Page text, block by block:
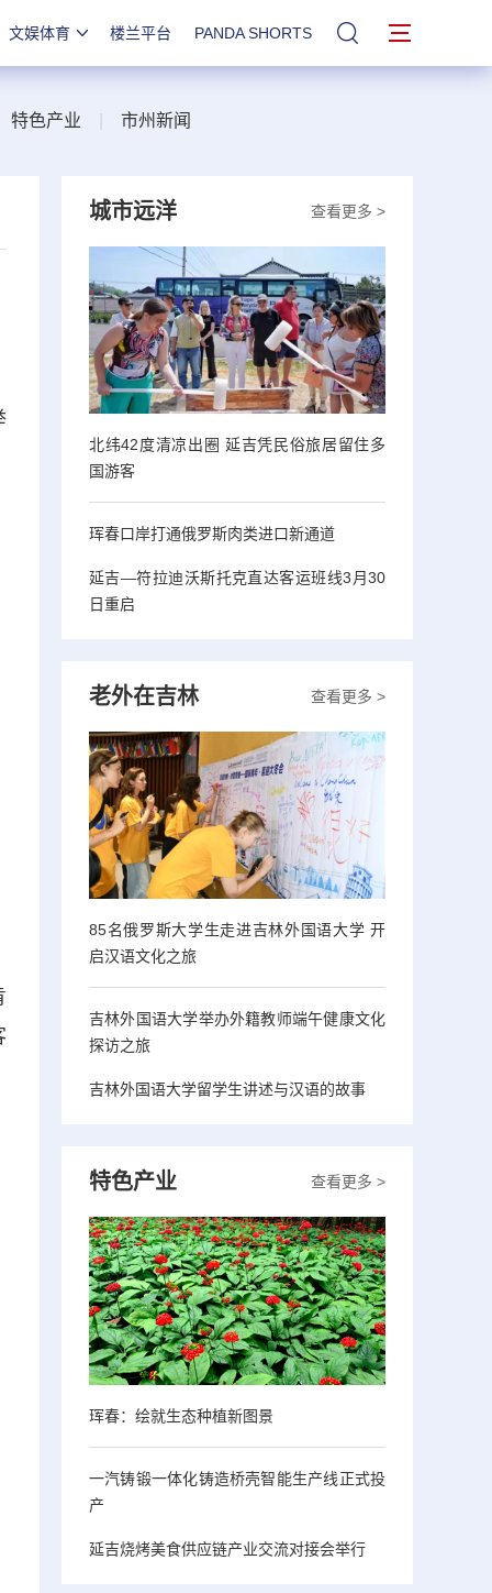
文娱体育 楼兰平台 PANDA SHORTS 站内搜索
特色产业 市州新闻
查看更多 >
城市远洋
北纬42度清凉出圈 延吉凭民俗旅居留住多
国游客
珲春口岸打通俄罗斯肉类进口新通道
延吉—符拉迪沃斯托克直达客运班线3月30
日重启
查看更多 >
老外在吉林
85名俄罗斯大学生走进吉林外国语大学 开
启汉语文化之旅
吉林外国语大学举办外籍教师端午健康文化
探访之旅
吉林外国语大学留学生讲述与汉语的故事
查看更多 >
特色产业
珲春：绘就生态种植新图景
一汽铸锻一体化铸造桥壳智能生产线正式投
产
延吉烧烤美食供应链产业交流对接会举行